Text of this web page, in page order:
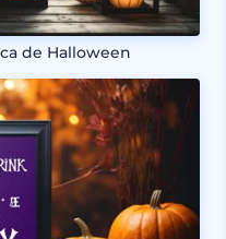
de Halloween